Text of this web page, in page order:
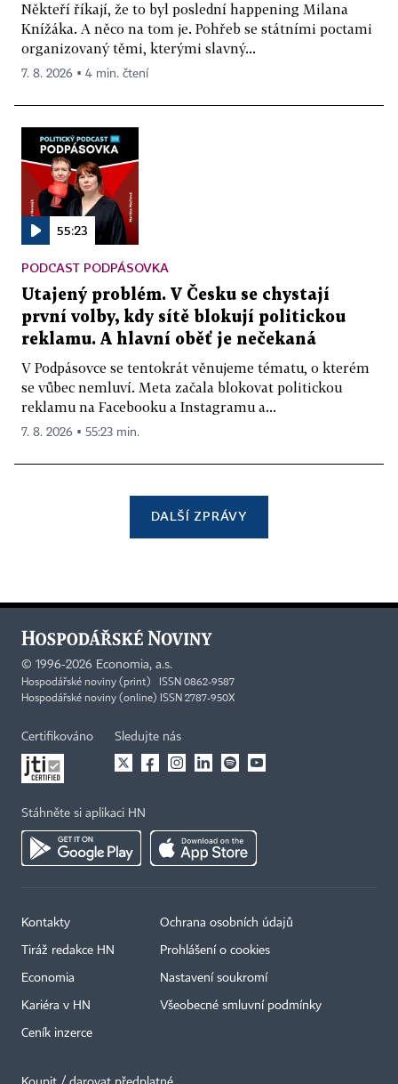
Někteří říkají, že to byl poslední happening Milana
Knížáka. A něco na tom je. Pohřeb se státními poctami
organizovaný těmi, kterými slavný...
7. 8. 2026 ▪ 4 min. čtení
55:23
PODCAST PODPÁSOVKA
Utajený problém. V Česku se chystají
první volby, kdy sítě blokují politickou
reklamu. A hlavní oběť je nečekaná
V Podpásovce se tentokrát věnujeme tématu, o kterém
se vůbec nemluví. Meta začala blokovat politickou
reklamu na Facebooku a Instagramu a...
7. 8. 2026 ▪ 55:23 min.
DALŠÍ ZPRÁVY
© 1996-2026 Economia, a.s.
Hospodářské noviny (print) ISSN 0862-9587
Hospodářské noviny (online) ISSN 2787-950X
Certifikováno Sledujte nás
Stáhněte si aplikaci HN
Kontakty
Tiráž redakce HN
Economia
Kariéra v HN
Ceník inzerce
Ochrana osobních údajů
Prohlášení o cookies
Nastavení soukromí
Všeobecné smluvní podmínky